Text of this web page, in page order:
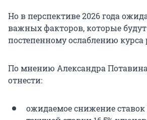
Но в перспективе 2026 года
важных факторов, которые будут
постепенному ослаблению курса
По мнению Александра
отнести:
ожидаемое снижение